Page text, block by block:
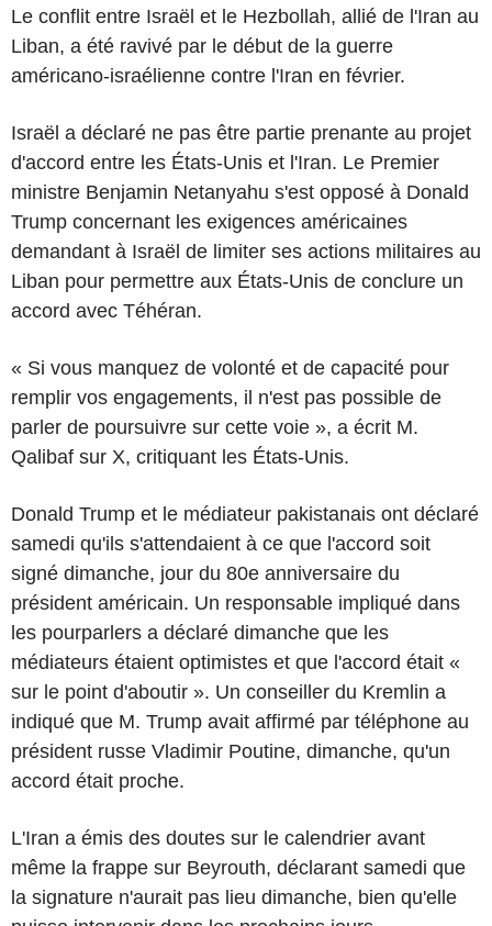
Le conflit entre Israël et le Hezbollah, allié de l'Iran au
Liban, a été ravivé par le début de la guerre
américano-israélienne contre l'Iran en février.
Israël a déclaré ne pas être partie prenante au projet
d'accord entre les États-Unis et l'Iran. Le Premier
ministre Benjamin Netanyahu s'est opposé à Donald
Trump concernant les exigences américaines
demandant à Israël de limiter ses actions militaires au
Liban pour permettre aux États-Unis de conclure un
accord avec Téhéran.
« Si vous manquez de volonté et de capacité pour
remplir vos engagements, il n'est pas possible de
parler de poursuivre sur cette voie », a écrit M.
Qalibaf sur X, critiquant les États-Unis.
Donald Trump et le médiateur pakistanais ont déclaré
samedi qu'ils s'attendaient à ce que l'accord soit
signé dimanche, jour du 80e anniversaire du
président américain. Un responsable impliqué dans
les pourparlers a déclaré dimanche que les
médiateurs étaient optimistes et que l'accord était «
sur le point d'aboutir ». Un conseiller du Kremlin a
indiqué que M. Trump avait affirmé par téléphone au
président russe Vladimir Poutine, dimanche, qu'un
accord était proche.
L'Iran a émis des doutes sur le calendrier avant
même la frappe sur Beyrouth, déclarant samedi que
la signature n'aurait pas lieu dimanche, bien qu'elle